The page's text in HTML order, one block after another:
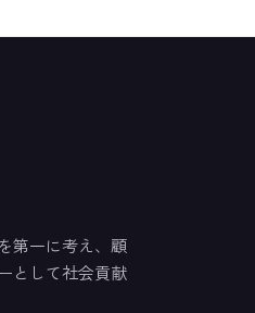
第一に考え、顧
として社会貢献